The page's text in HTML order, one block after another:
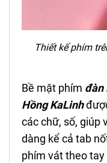
Thiết kế phím
Bề mặt phím đàn
HồngKaLinh
các chữ, số, giúp
dàng kể cả tab
phím vát theo